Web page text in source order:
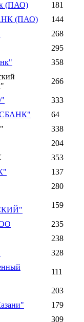
(ПАО)
181
(ПАО)
144
268
295
358
266
333
64
338
204
353
137
280
159
235
238
328
111
203
179
309